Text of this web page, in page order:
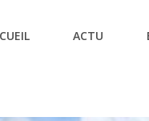
ACTU